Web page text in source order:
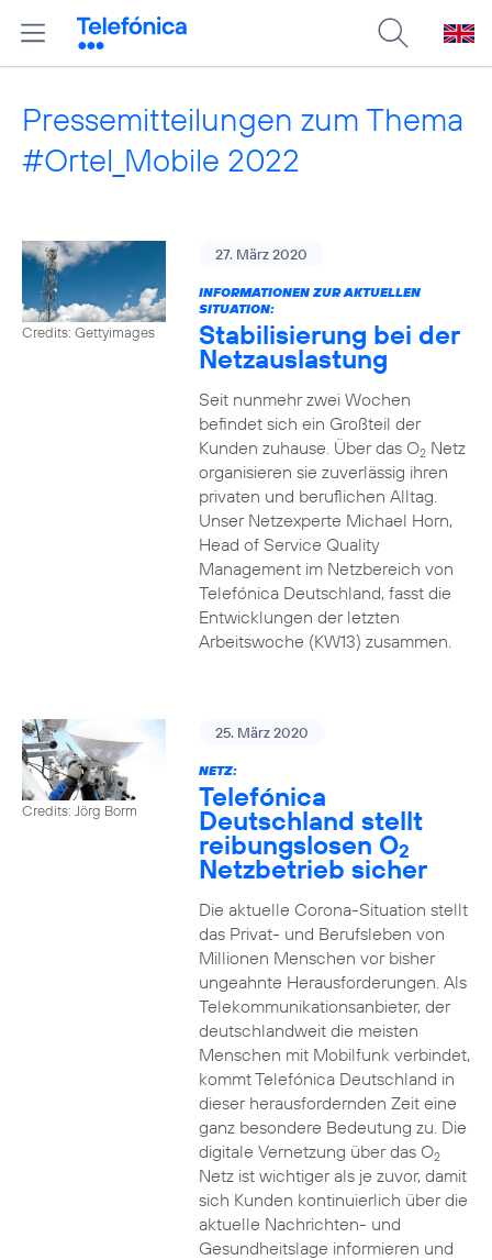
Pressemitteilungen zum Thema
#Ortel_Mobile 2022
Credits: Gettyimages
27. März 2020
INFORMATIONEN ZUR AKTUELLEN
SITUATION:
Stabilisierung bei der
Netzauslastung
Seit nunmehr zwei Wochen
befindet sich ein Großteil der
Kunden zuhause. Über das O2Netz
organisieren sie zuverlässig ihren
privaten und beruflichen Alltag.
Unser Netzexperte Michael Horn,
Head of Service Quality
Management im Netzbereich von
Telefónica Deutschland, fasst die
Entwicklungen der letzten
Arbeitswoche (KW13) zusammen.
Credits: Jörg Borm
25. März 2020
NETZ:
Telefónica
Deutschland stellt
reibungslosen O2
Netzbetrieb sicher
Die aktuelle Corona-Situation stellt
das Privat- und Berufsleben von
Millionen Menschen vor bisher
ungeahnte Herausforderungen. Als
Telekommunikationsanbieter, der
deutschlandweit die meisten
Menschen mit Mobilfunk verbindet,
kommt Telefónica Deutschland in
dieser herausfordernden Zeit eine
ganz besondere Bedeutung zu. Die
digitale Vernetzung über das O2
Netz ist wichtiger als je zuvor, damit
sich Kunden kontinuierlich über die
aktuelle Nachrichten- und
Gesundheitslage informieren und